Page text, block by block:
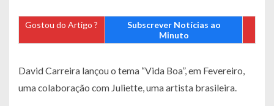
Gostou do Artigo ?
Subscrever Notícias ao
Minuto
David Carreira lançou o tema “Vida Boa”, em Fevereiro,
uma colaboração com Juliette, uma artista brasileira.